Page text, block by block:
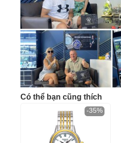
Có thể bạn cũng thích
-35%